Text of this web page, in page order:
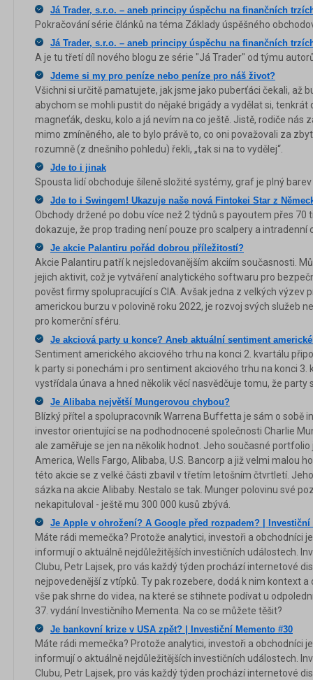
Já Trader, s.r.o. – aneb principy úspěchu na finančních
Pokračování série článků na téma Základy úspěšného
Já Trader, s.r.o. – aneb principy úspěchu na finančních
A je tu třetí díl nového blogu ze série "Já Trader" od týmu
Jdeme si my pro peníze nebo peníze pro náš život?
Všichni si určitě pamatujete, jak jsme jako puberťáci čekali, až
abychom se mohli pustit do nějaké brigády a vydělat si, tenkrát
magneťák, desku, kolo a já nevím na co ještě. Jistě, rodiče nás
mimo zmíněného, ale to bylo právě to, co oni považovali za
rozumně (z dnešního pohledu) řekli, „tak si na to vydělej“.
Jde to i jinak
Spousta lidí obchoduje šíleně složité systémy, graf je plný
Jde to i Swingem! Ukazuje naše nová Fintokei Star z
Obchody držené po dobu více než 2 týdnů s payoutem přes 70
dokazuje, že prop trading není pouze pro scalpery a intradenní
Je akcie Palantiru pořád dobrou příležitostí?
Akcie Palantiru patří k nejsledovanějším akciím současnosti.
jejich aktivit, což je vytváření analytického softwaru pro
pověst firmy spolupracující s CIA. Avšak jedna z velkých výzev
americkou burzu v polovině roku 2022, je rozvoj svých služeb
pro komerční sféru.
Je akciová party u konce? Aneb aktuální sentiment
Sentiment amerického akciového trhu na konci 2. kvartálu
k party si ponechám i pro sentiment akciového trhu na konci 3.
vystřídala únava a hned několik věcí nasvědčuje tomu, že party
Je Alibaba největší Mungerovou chybou?
Blízký přítel a spolupracovník Warrena Buffetta je sám o sobě
investor orientující se na podhodnocené společnosti Charlie
ale zaměřuje se jen na několik hodnot. Jeho současné
America, Wells Fargo, Alibaba, U.S. Bancorp a již velmi malou
této akcie se z velké části zbavil v třetím letošním čtvrtletí.
sázka na akcie Alibaby. Nestalo se tak. Munger polovinu své
nekapituloval - ještě mu 300 000 kusů zbývá.
Je Apple v ohrožení? A Google před rozpadem? | Investiční
Máte rádi memečka? Protože analytici, investoři a obchodníci
informují o aktuálně nejdůležitějších investičních událostech.
Clubu, Petr Lajsek, pro vás každý týden prochází internetové
nejpovedenější z vtípků. Ty pak rozebere, dodá k nim kontext
vše pak shrne do videa, na které se stihnete podívat u
37. vydání Investičního Mementa. Na co se můžete těšit?
Je bankovní krize v USA zpět? | Investiční Memento #30
Máte rádi memečka? Protože analytici, investoři a obchodníci
informují o aktuálně nejdůležitějších investičních událostech.
Clubu, Petr Lajsek, pro vás každý týden prochází internetové